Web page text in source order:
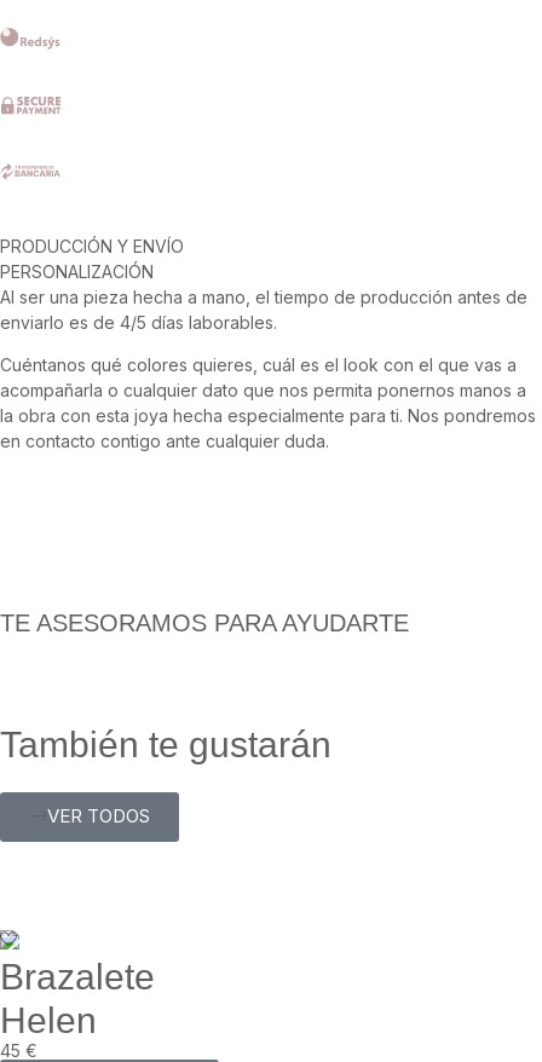
PRODUCCIÓN Y ENVÍO
PERSONALIZACIÓN
Al ser una pieza hecha a mano, el tiempo de producción antes de
enviarlo es de 4/5 días laborables.
Cuéntanos qué colores quieres, cuál es el look con el que vas a
acompañarla o cualquier dato que nos permita ponernos manos a
la obra con esta joya hecha especialmente para ti. Nos pondremos
en contacto contigo ante cualquier duda.
TE ASESORAMOS PARA AYUDARTE
También te gustarán
VER TODOS
Brazalete
Helen
45 €